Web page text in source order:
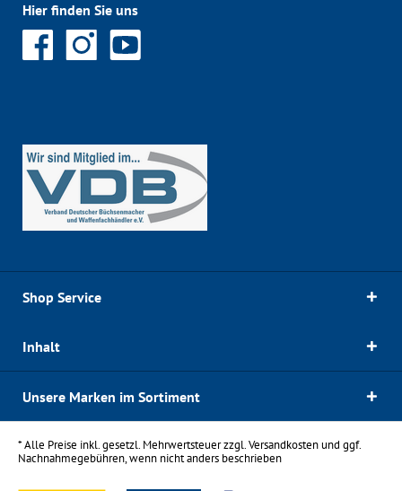
Hier finden Sie uns
Shop Service
Inhalt
Unsere Marken im Sortiment
* Alle Preise inkl. gesetzl. Mehrwertsteuer zzgl.Versandkostenund ggf.
Nachnahmegebühren, wenn nicht anders beschrieben